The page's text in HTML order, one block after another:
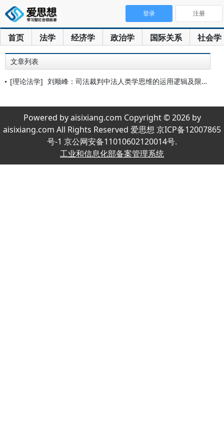
首页 法学 经济学 政治学 国际关系 社会学
登录 注册
文章列表
[理论法学] 刘顺峰：司法裁判中法人类学思维的运用逻辑及限度
Powered by aisixiang.com Copyright © 2026 by
aisixiang.com All Rights Reserved 爱思想 京ICP备12007865
号-1 京公网安备11010602120014号.
工业和信息化部备案管理系统